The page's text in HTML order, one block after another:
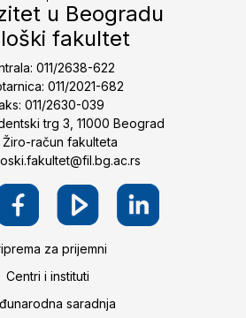
u Beogradu
fakultet
011/2638-622
011/2021-682
011/2630-039
trg 3, 11000 Beograd
Žiro-račun fakulteta
za prijemni
Centri i instituti
saradnja